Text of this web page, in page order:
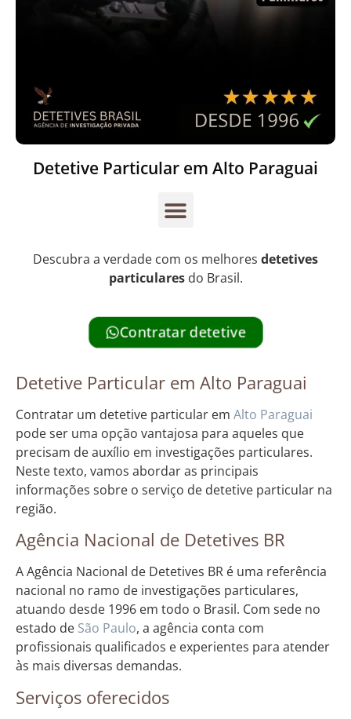
Detetive Particular em Alto Paraguai
Descubra a verdade com os melhores detetives
particularesdo Brasil.
Contratar detetive
Detetive Particular em Alto Paraguai
Contratar um detetive particular em Alto Paraguai
pode ser uma opção vantajosa para aqueles que
precisam de auxílio em investigações particulares.
Neste texto, vamos abordar as principais
informações sobre o serviço de detetive particular na
região.
Agência Nacional de Detetives BR
A Agência Nacional de Detetives BR é uma referência
nacional no ramo de investigações particulares,
atuando desde 1996 em todo o Brasil. Com sede no
estado de São Paulo, a agência conta com
profissionais qualificados e experientes para atender
às mais diversas demandas.
Serviços oferecidos